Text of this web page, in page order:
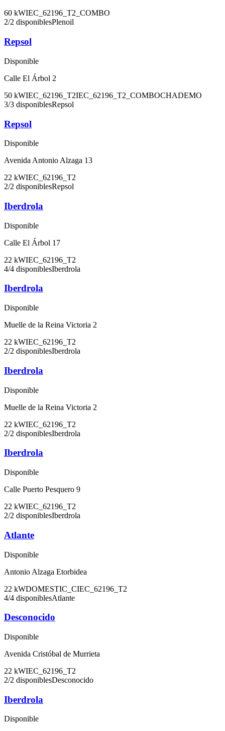
60 kWIEC_62196_T2_COMBO
2/2 disponiblesPlenoil
Repsol
Disponible
Calle El Árbol 2
50 kWIEC_62196_T2IEC_62196_T2_COMBOCHADEMO
3/3 disponiblesRepsol
Repsol
Disponible
Avenida Antonio Alzaga 13
22 kWIEC_62196_T2
2/2 disponiblesRepsol
Iberdrola
Disponible
Calle El Árbol 17
22 kWIEC_62196_T2
4/4 disponiblesIberdrola
Iberdrola
Disponible
Muelle de la Reina Victoria 2
22 kWIEC_62196_T2
2/2 disponiblesIberdrola
Iberdrola
Disponible
Muelle de la Reina Victoria 2
22 kWIEC_62196_T2
2/2 disponiblesIberdrola
Iberdrola
Disponible
Calle Puerto Pesquero 9
22 kWIEC_62196_T2
2/2 disponiblesIberdrola
Atlante
Disponible
Antonio Alzaga Etorbidea
22 kWDOMESTIC_CIEC_62196_T2
4/4 disponiblesAtlante
Desconocido
Disponible
Avenida Cristóbal de Murrieta
22 kWIEC_62196_T2
2/2 disponiblesDesconocido
Iberdrola
Disponible